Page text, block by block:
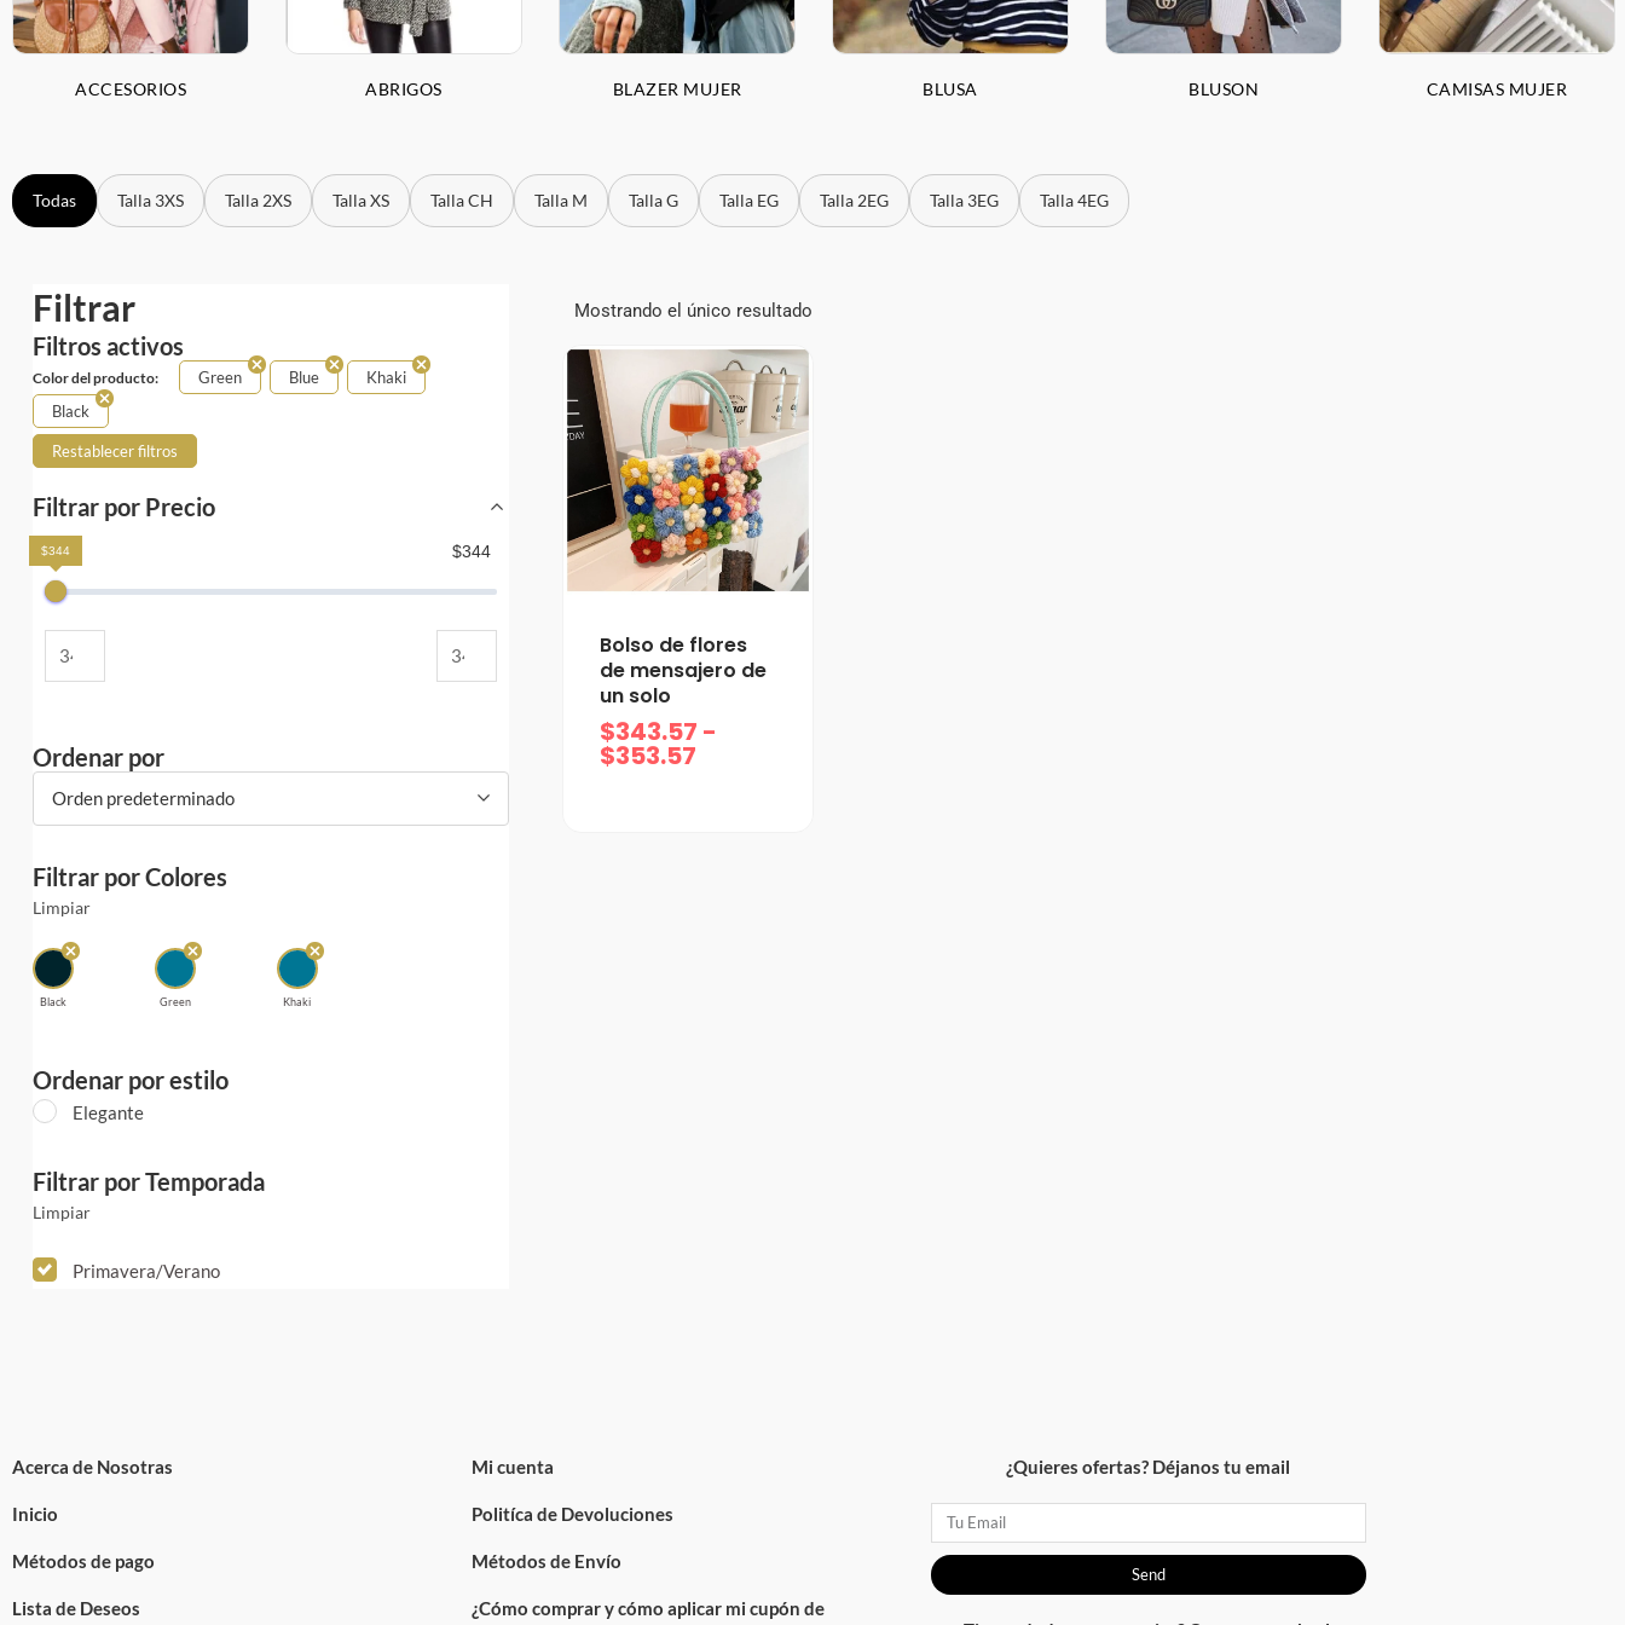
ACCESORIOS ABRIGOS BLAZER MUJER BLUSA BLUSON CAMISAS MUJER
Todas Talla 3XS Talla 2XS Talla XS Talla CH Talla M Talla G Talla EG Talla 2EG Talla 3EG Talla 4EG
Filtrar
Filtros activos
Color del producto: Green Blue
Khaki
Black
Restablecer filtros
Filtrar por Precio
$344
$344
Ordenar por
Orden predeterminado
Filtrar por Colores
Limpiar
Black Green Khaki
Ordenar por estilo
Elegante
Filtrar por Temporada
Limpiar
Primavera/Verano
Mostrando el único resultado
Bolso de flores
de mensajero de
un solo
$343.57 -
$353.57
Rango
de
precios:
desde
$343.57
hasta
Acerca de Nosotras
Inicio
Métodos de pago
Lista de Deseos
Mi cuenta
Politíca de Devoluciones
Métodos de Envío
¿Cómo comprar y cómo aplicar mi cupón de
¿Quieres ofertas? Déjanos tu email
Email
Send